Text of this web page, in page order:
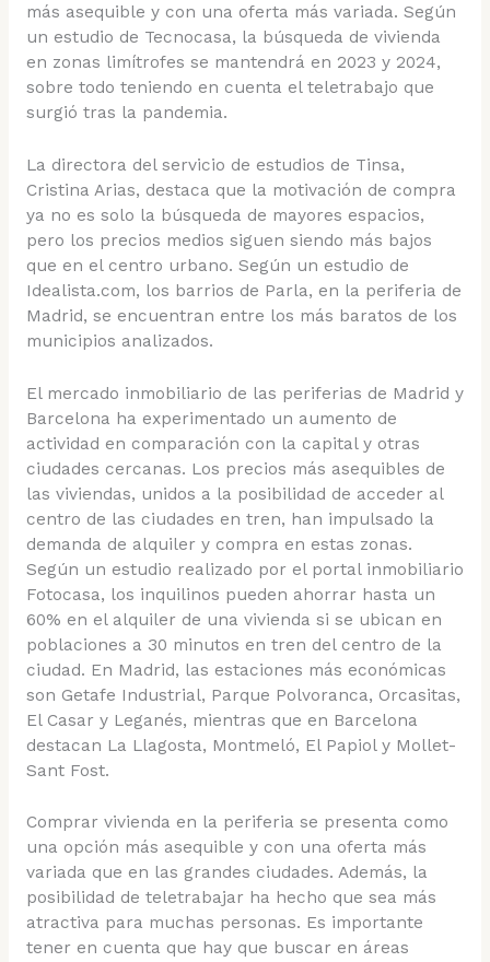
más asequible y con una oferta más variada. Según
un estudio de Tecnocasa, la búsqueda de vivienda
en zonas limítrofes se mantendrá en 2023 y 2024,
sobre todo teniendo en cuenta el teletrabajo que
surgió tras la pandemia.
La directora del servicio de estudios de Tinsa,
Cristina Arias, destaca que la motivación de compra
ya no es solo la búsqueda de mayores espacios,
pero los precios medios siguen siendo más bajos
que en el centro urbano. Según un estudio de
Idealista.com, los barrios de Parla, en la periferia de
Madrid, se encuentran entre los más baratos de los
municipios analizados.
El mercado inmobiliario de las periferias de Madrid y
Barcelona ha experimentado un aumento de
actividad en comparación con la capital y otras
ciudades cercanas. Los precios más asequibles de
las viviendas, unidos a la posibilidad de acceder al
centro de las ciudades en tren, han impulsado la
demanda de alquiler y compra en estas zonas.
Según un estudio realizado por el portal inmobiliario
Fotocasa, los inquilinos pueden ahorrar hasta un
60% en el alquiler de una vivienda si se ubican en
poblaciones a 30 minutos en tren del centro de la
ciudad. En Madrid, las estaciones más económicas
son Getafe Industrial, Parque Polvoranca, Orcasitas,
El Casar y Leganés, mientras que en Barcelona
destacan La Llagosta, Montmeló, El Papiol y Mollet-
Sant Fost.
Comprar vivienda en la periferia se presenta como
una opción más asequible y con una oferta más
variada que en las grandes ciudades. Además, la
posibilidad de teletrabajar ha hecho que sea más
atractiva para muchas personas. Es importante
tener en cuenta que hay que buscar en áreas